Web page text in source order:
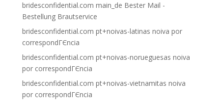
bridesconfidential.com main_de Bester Mail -
Bestellung Brautservice
bridesconfidential.com pt+noivas-latinas noiva por
correspondГЄncia
bridesconfidential.com pt+noivas-norueguesas noiva
por correspondГЄncia
bridesconfidential.com pt+noivas-vietnamitas noiva
por correspondГЄncia